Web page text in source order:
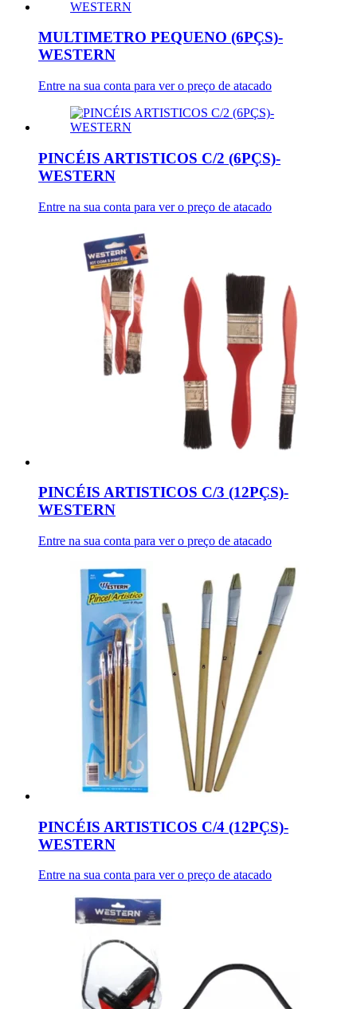
MULTIMETRO PEQUENO (6PÇS)-
WESTERN
Entre na sua conta para ver o preço de atacado
PINCÉIS ARTISTICOS C/2 (6PÇS)-
WESTERN
Entre na sua conta para ver o preço de atacado
PINCÉIS ARTISTICOS C/3 (12PÇS)-
WESTERN
Entre na sua conta para ver o preço de atacado
PINCÉIS ARTISTICOS C/4 (12PÇS)-
WESTERN
Entre na sua conta para ver o preço de atacado